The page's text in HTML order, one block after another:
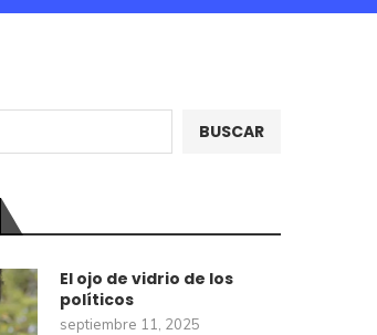
BUSCAR
El ojo de vidrio de los
políticos
septiembre 11, 2025